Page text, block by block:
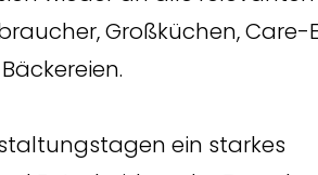
Großküchen, Care-
ein starkes